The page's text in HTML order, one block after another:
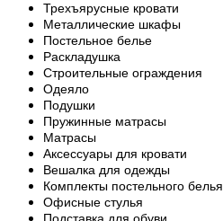
Трехъярусные кровати
Металлические шкафы
Постельное белье
Раскладушка
Строительные ограждения
Одеяло
Подушки
Пружинные матрасы
Матрасы
Аксессуары для кровати
Вешалка для одежды
Комплекты постельного белья
Офисные стулья